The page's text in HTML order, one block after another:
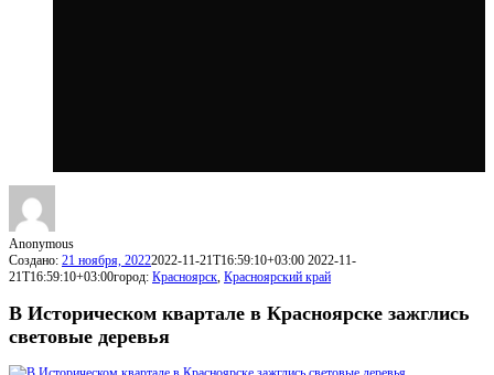
Anonymous
Создано: 21 ноября, 20222022-11-21T16:59:10+03:00 2022-11-
21T16:59:10+03:00город: Красноярск, Красноярский край
В Историческом квартале в Красноярске зажглись
световые деревья